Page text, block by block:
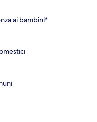
ai bambini*